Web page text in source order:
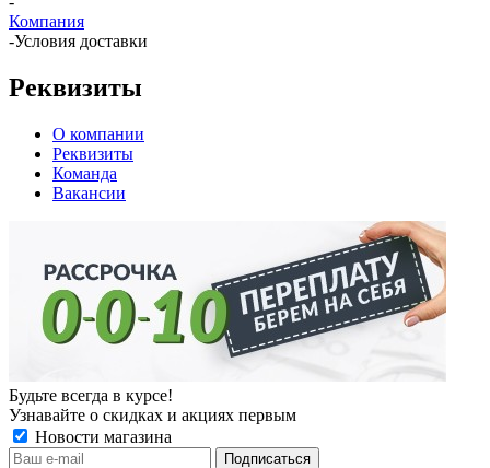
Компания
-Условия доставки
Реквизиты
О компании
Реквизиты
Команда
Вакансии
Будьте всегда в курсе!
Узнавайте о скидках и акциях первым
Новости магазина